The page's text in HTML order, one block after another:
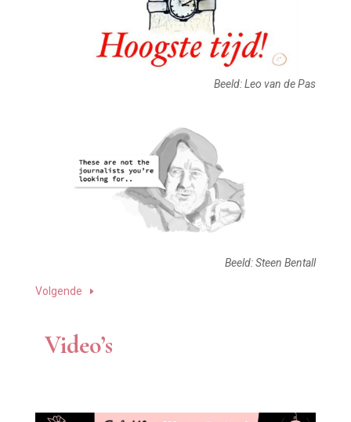
Beeld: Leo van de Pas
Beeld: Steen Bentall
Volgende
Video’s